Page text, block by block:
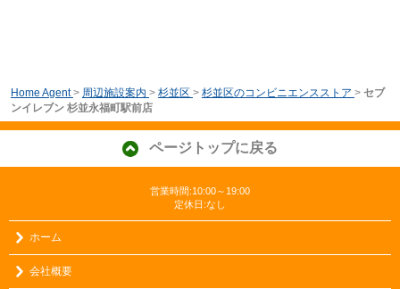
Home Agent > 周辺施設案内 > 杉並区 > 杉並区のコンビニエンスストア > セブ
ンイレブン 杉並永福町駅前店
ページトップに戻る
営業時間:10:00～19:00
定休日:なし
ホーム
会社概要